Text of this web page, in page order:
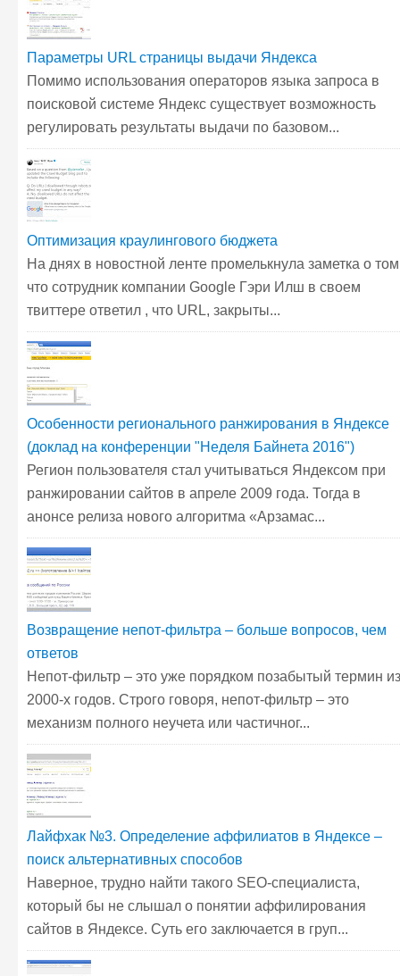
Параметры URL страницы выдачи Яндекса
Помимо использования операторов языка запроса в
поисковой системе Яндекс существует возможность
регулировать результаты выдачи по базовом...
Оптимизация краулингового бюджета
На днях в новостной ленте промелькнула заметка о
что сотрудник компании Google Гэри Илш в своем
твиттере ответил , что URL, закрыты...
Особенности регионального ранжирования в Яндексе
(доклад на конференции "Неделя Байнета 2016")
Регион пользователя стал учитываться Яндексом при
ранжировании сайтов в апреле 2009 года. Тогда в
анонсе релиза нового алгоритма «Арзамас...
Возвращение непот-фильтра – больше вопросов, чем
ответов
Непот-фильтр – это уже порядком позабытый термин из
2000-х годов. Строго говоря, непот-фильтр – это
механизм полного неучета или частичног...
Лайфхак №3. Определение аффилиатов в Яндексе –
поиск альтернативных способов
Наверное, трудно найти такого SEO-специалиста,
который бы не слышал о понятии аффилирования
сайтов в Яндексе. Суть его заключается в груп...